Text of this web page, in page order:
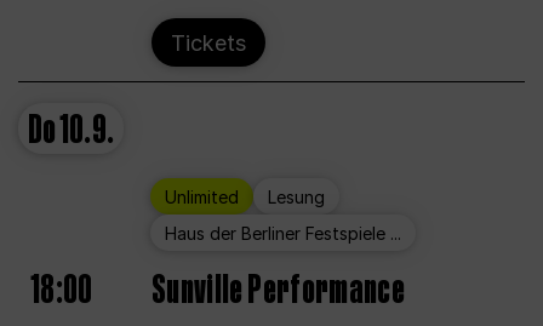
Tickets
Do10.9.
Unlimited
Lesung
Haus der Berliner Festspiele ...
18:00 Sunville Performance